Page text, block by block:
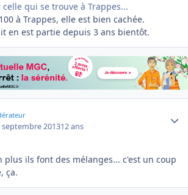
qui se trouve à Trappes...
à Trappes, elle est bien cachée.
en est partie depuis 3 ans bientôt.
septembre 201312 ans
plus ils font des mélanges... c'est un coup
ça.